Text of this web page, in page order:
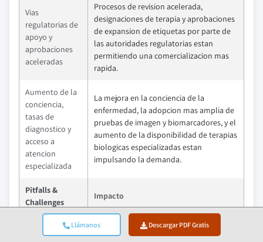
Llámanos Descargar PDF Gratis
Vias
regulatorias de
apoyo y
aprobaciones
aceleradas
Procesos de revision acelerada,
designaciones de terapia y aprobaciones
de expansion de etiquetas por parte de
las autoridades regulatorias estan
permitiendo una comercializacion mas
rapida.
Aumento de la
conciencia,
tasas de
diagnostico y
acceso a
atencion
especializada
La mejora en la conciencia de la
enfermedad, la adopcion mas amplia de
pruebas de imagen y biomarcadores, y el
aumento de la disponibilidad de terapias
biologicas especializadas estan
impulsando la demanda.
Pitfalls &
Challenges
Impacto
Altos costos de
tratamiento y
Las terapias biologicas y